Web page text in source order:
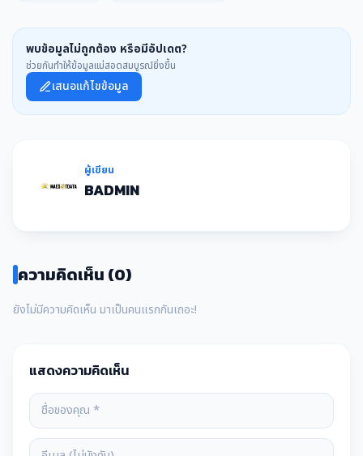
พบข้อมูลไม่ถูกต้อง หรือมีอัปเดต?
ช่วยกันทำให้ข้อมูลแม่สอดสมบูรณ์ยิ่งขึ้น
เสนอแก้ไขข้อมูล
ผู้เขียน
BADMIN
ความคิดเห็น (0)
ยังไม่มีความคิดเห็น มาเป็นคนแรกกันเถอะ!
แสดงความคิดเห็น